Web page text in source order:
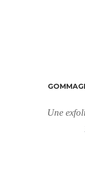
Une